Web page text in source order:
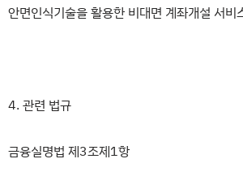
안면인식기술을 활용한 비대면 계좌개설 서
4. 관련 법규
금융실명법 제3조제1항